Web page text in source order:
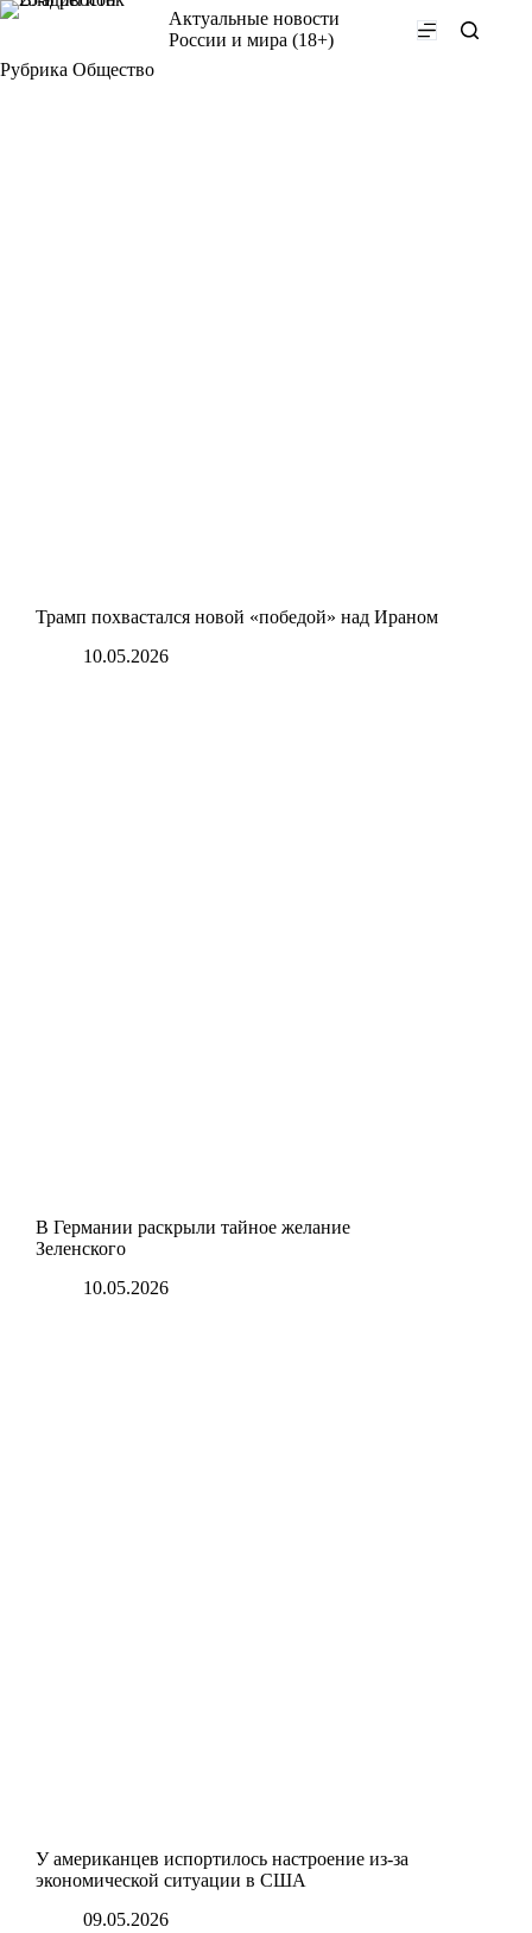
Перейти
Актуальные новости
России и мира (18+)
Рубрика Общество
Трамп похвастался новой «победой» над Ираном
10.05.2026
В Германии раскрыли тайное желание
Зеленского
10.05.2026
У американцев испортилось настроение из-за
экономической ситуации в США
09.05.2026